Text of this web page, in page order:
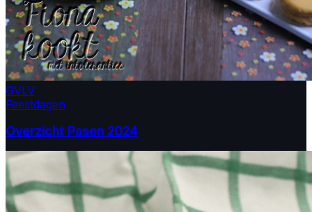
GVLV
Feestdagen
Overzicht Pasen 2024